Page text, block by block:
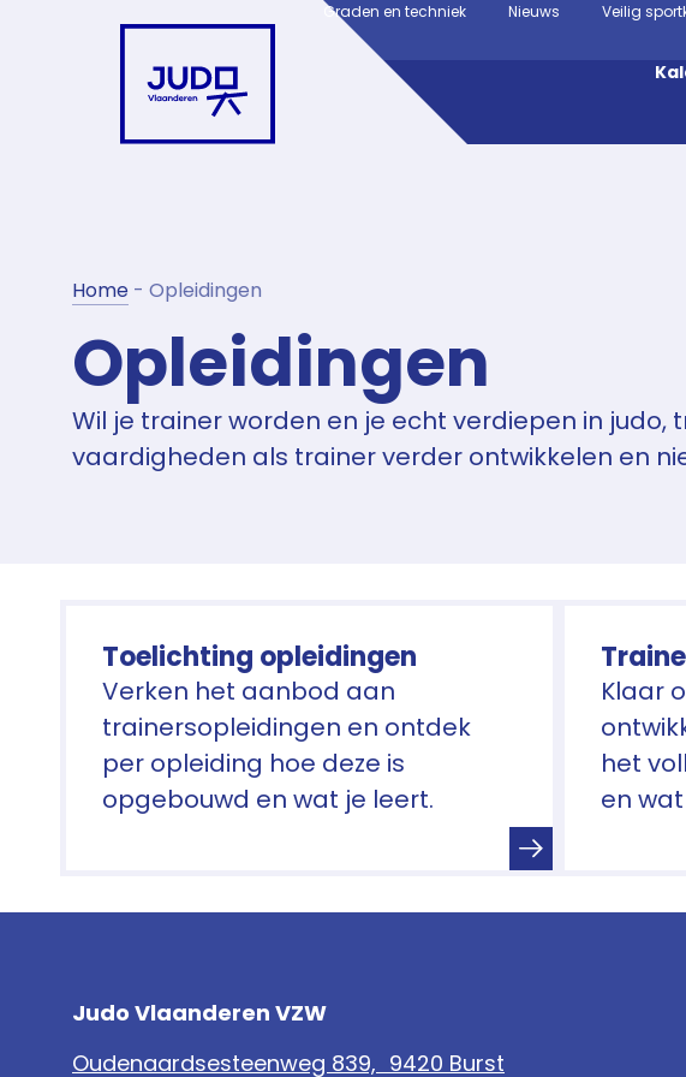
Graden en techniek Nieuws Veilig
Home - Opleidingen
Opleidingen
Wil je trainer worden en je echt verdiepen in judo,
vaardigheden als trainer verder ontwikkelen en
Toelichting opleidingen
Verken het aanbod aan
trainersopleidingen en ontdek
per opleiding hoe deze is
opgebouwd en wat je leert.
Klaar
het
en
Judo Vlaanderen VZW
Oudenaardsesteenweg 839, 9420 Burst